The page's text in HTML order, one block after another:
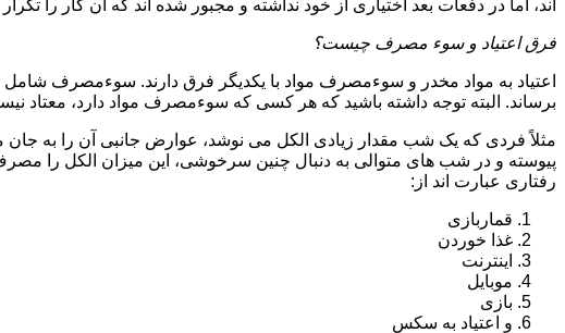
اند، اما در دفعات بعد اختیاری از خود نداشته و مجبور شده اند که آن کار را تکرار
فرق اعتیاد و سوء مصرف چیست؟
اعتیاد به مواد مخدر و سوءمصرف مواد با یکدیگر فرق دارند. سوءمصرف
برساند. البته توجه داشته باشید که هر کسی که سوءمصرف مواد دارد، معتاد
مثلاً فردی که یک شب مقدار زیادی الکل می نوشد، عوارض جانبی آن را به
پیوسته و در شب های متوالی به دنبال چنین سرخوشی، این میزان الکل را مصرف
رفتاری عبارت اند از:
قماربازی
غذا خوردن
اینترنت
موبایل
بازی
و اعتیاد به سکس